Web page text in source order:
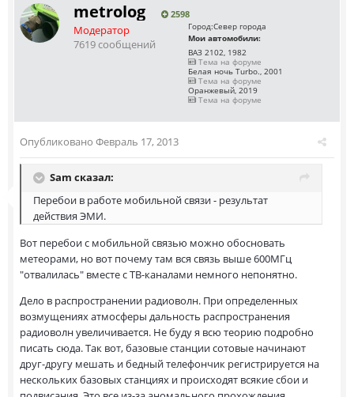
metrolog 2598
Модератор
7619 сообщений
Город:Север города
Мои автомобили:
ВАЗ 2102, 1982
Тема на форуме
Белая ночь Turbo., 2001
Тема на форуме
Оранжевый, 2019
Тема на форуме
Опубликовано Февраль 17, 2013
Sam сказал:
Перебои в работе мобильной связи - результат
действия ЭМИ.
Вот перебои с мобильной связью можно обосновать
метеорами, но вот почему там вся связь выше 600МГц
"отвалилась" вместе с ТВ-каналами немного непонятно.
Дело в распространении радиоволн. При определенных
возмущениях атмосферы дальность распространения
радиоволн увеличивается. Не буду я всю теорию подробно
писать сюда. Так вот, базовые станции сотовые начинают
друг-другу мешать и бедный телефончик регистрируется на
нескольких базовых станциях и происходят всякие сбои и